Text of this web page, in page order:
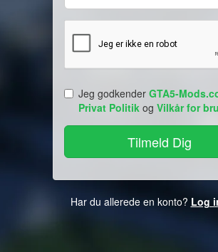
Jeg godkender GTA5-
Privat Politik og Vilkår for
Har du allerede en konto? Log